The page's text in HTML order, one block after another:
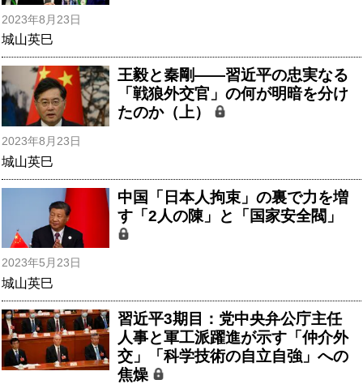
2023年8月23日
城山英巳
王毅と秦剛――習近平の忠実なる
「戦狼外交官」の何が明暗を分け
たのか（上）
2023年8月23日
城山英巳
中国「日本人拘束」の裏で力を増
す「2人の陳」と「国家安全閥」
2023年5月23日
城山英巳
習近平3期目：党中央弁公庁主任
人事と軍工派躍進が示す「仲介外
交」「科学技術の自立自強」への
焦燥